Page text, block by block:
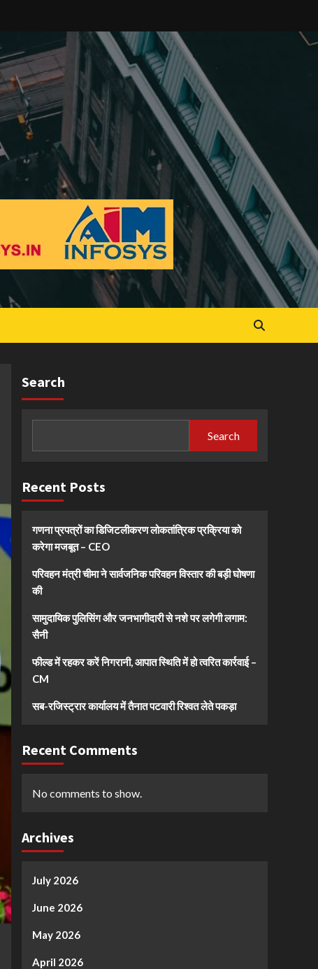
Search
Search
Recent Posts
गणना प्रपत्रों का डिजिटलीकरण लोकतांत्रिक प्रक्रिया को
करेगा मजबूत – CEO
परिवहन मंत्री चीमा ने सार्वजनिक परिवहन विस्तार की बड़ी घोषणा
की
सामुदायिक पुलिसिंग और जनभागीदारी से नशे पर लगेगी लगाम:
सैनी
फील्ड में रहकर करें निगरानी, आपात स्थिति में हो त्वरित कार्रवाई –
CM
सब-रजिस्ट्रार कार्यालय में तैनात पटवारी रिश्वत लेते पकड़ा
Recent Comments
No comments to show.
Archives
July 2026
June 2026
May 2026
April 2026